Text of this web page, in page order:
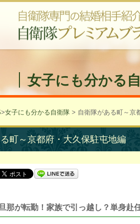
女子にも分かる
>女子にも分かる自衛隊 > 自衛隊がある町～京
町～京都府・大久保駐屯地編
那が転勤！家族で引っ越し？単身赴